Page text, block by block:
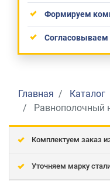
Формируем
Согласовываем
Главная Каталог
Равнополочный
Комплектуем заказ
Уточняем марку